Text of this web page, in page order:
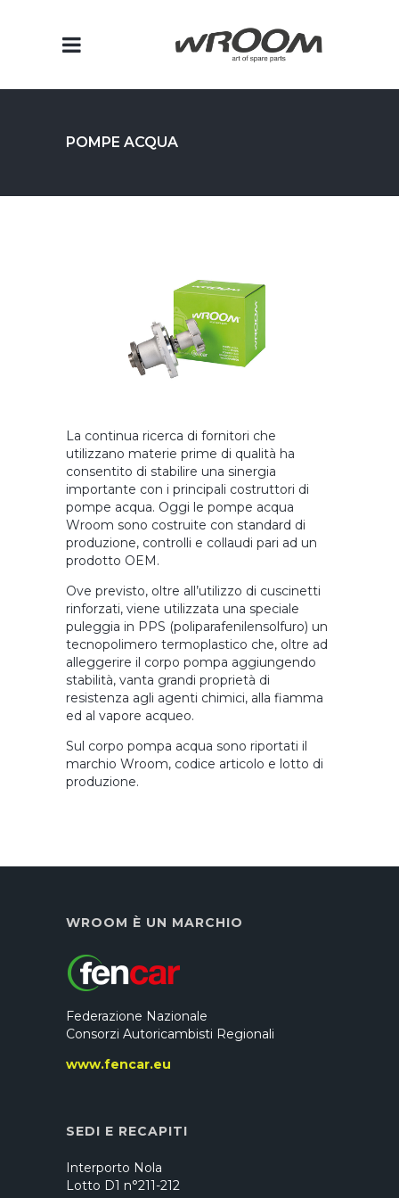
POMPE ACQUA
La continua ricerca di fornitori che
utilizzano materie prime di qualità ha
consentito di stabilire una sinergia
importante con i principali costruttori di
pompe acqua. Oggi le pompe acqua
Wroom sono costruite con standard di
produzione, controlli e collaudi pari ad un
prodotto OEM.
Ove previsto, oltre all’utilizzo di cuscinetti
rinforzati, viene utilizzata una speciale
puleggia in PPS (poliparafenilensolfuro) un
tecnopolimero termoplastico che, oltre ad
alleggerire il corpo pompa aggiungendo
stabilità, vanta grandi proprietà di
resistenza agli agenti chimici, alla fiamma
ed al vapore acqueo.
Sul corpo pompa acqua sono riportati il
marchio Wroom, codice articolo e lotto di
produzione.
WROOM È UN MARCHIO
Federazione Nazionale
Consorzi Autoricambisti Regionali
www.fencar.eu
SEDI E RECAPITI
Interporto Nola
Lotto D1 n°211-212